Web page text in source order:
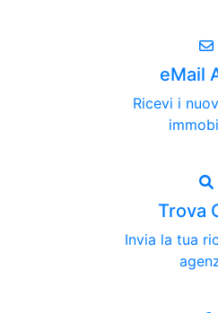
eMail
Ricevi i
Trova
Invia la tua